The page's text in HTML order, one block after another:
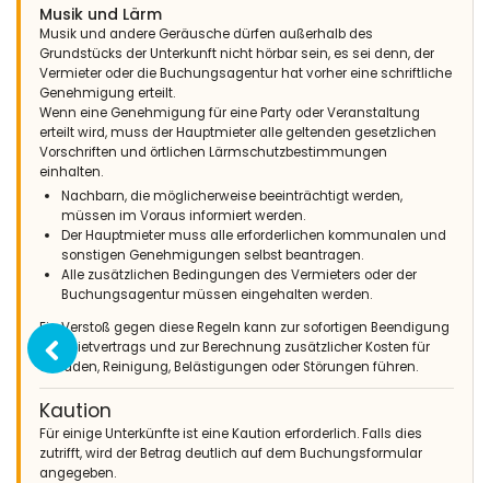
Musik und Lärm
Musik und andere Geräusche dürfen außerhalb des
Grundstücks der Unterkunft nicht hörbar sein, es sei denn, der
Vermieter oder die Buchungsagentur hat vorher eine schriftliche
Genehmigung erteilt.
Wenn eine Genehmigung für eine Party oder Veranstaltung
erteilt wird, muss der Hauptmieter alle geltenden gesetzlichen
Vorschriften und örtlichen Lärmschutzbestimmungen
einhalten.
Nachbarn, die möglicherweise beeinträchtigt werden,
müssen im Voraus informiert werden.
Der Hauptmieter muss alle erforderlichen kommunalen und
sonstigen Genehmigungen selbst beantragen.
Alle zusätzlichen Bedingungen des Vermieters oder der
Buchungsagentur müssen eingehalten werden.
Ein Verstoß gegen diese Regeln kann zur sofortigen Beendigung
des Mietvertrags und zur Berechnung zusätzlicher Kosten für
Schäden, Reinigung, Belästigungen oder Störungen führen.
Kaution
Für einige Unterkünfte ist eine Kaution erforderlich. Falls dies
zutrifft, wird der Betrag deutlich auf dem Buchungsformular
angegeben.